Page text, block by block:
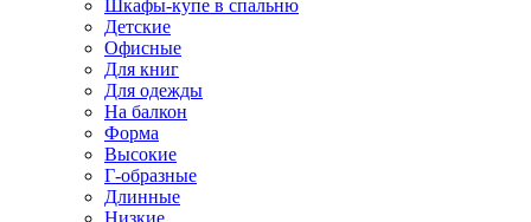
Шкафы-купе в спальню
Детские
Офисные
Для книг
Для одежды
На балкон
Форма
Высокие
Г-образные
Длинные
Низкие